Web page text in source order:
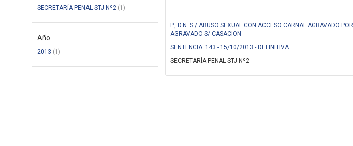
SECRETARÍA PENAL STJ Nº2 (1)
Año
2013 (1)
P., D.N. S / ABUSO SEXUAL CON ACCESO CARNAL AGRAVADO
AGRAVADO S/ CASACION
SENTENCIA: 143 - 15/10/2013 - DEFINITIVA
SECRETARÍA PENAL STJ Nº2